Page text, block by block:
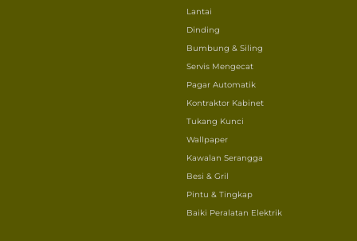
Lantai
Dinding
Bumbung & Siling
Servis Mengecat
Pagar Automatik
Kontraktor Kabinet
Tukang Kunci
Wallpaper
Kawalan Serangga
Besi & Gril
Pintu & Tingkap
Baiki Peralatan Elektrik